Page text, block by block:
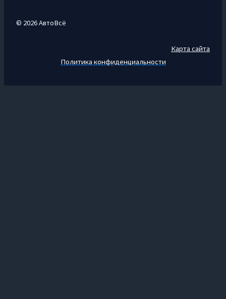
© 2026 АвтоВсё
Карта сайта
Политика конфиденциальности